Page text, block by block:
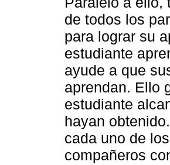
de todos los
para lograr su
estudiante
ayude a que
aprendan. Ello
estudiante
hayan
cada uno de
compañeros